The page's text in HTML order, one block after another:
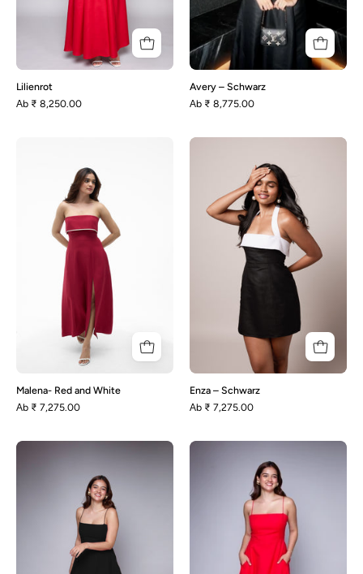
Lilienrot
Аb ₹ 8,250.00
Avery – Schwarz
Аb ₹ 8,775.00
Red
and
White
Malena- Red and White
Аb ₹ 7,275.00
–
Schwarz
Enza – Schwarz
Аb ₹ 7,275.00
-
Schwarz
Rot